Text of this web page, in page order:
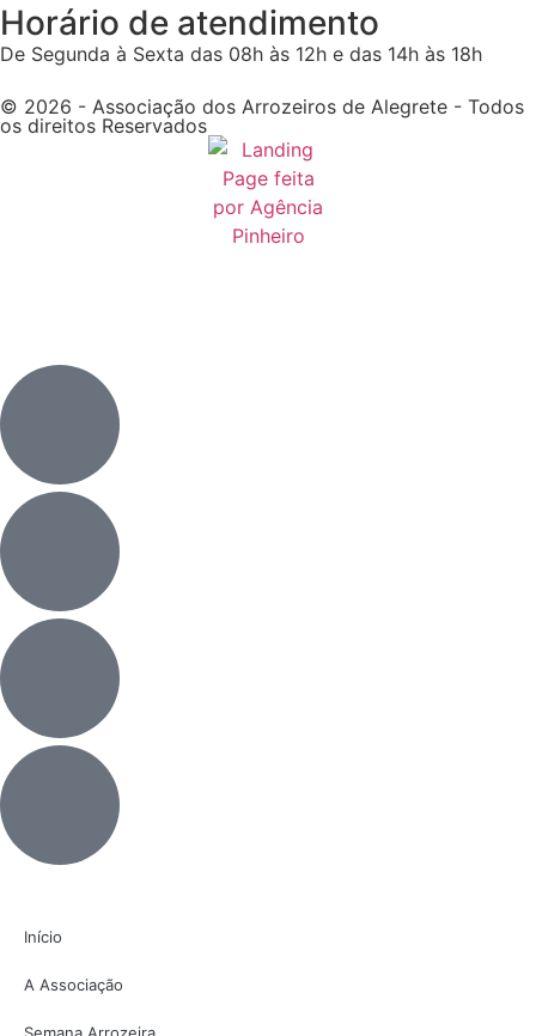
Horário de atendimento
De Segunda à Sexta das 08h às 12h e das 14h às 18h
© 2026 - Associação dos Arrozeiros de Alegrete - Todos
os direitos Reservados
Início
A Associação
Semana Arrozeira